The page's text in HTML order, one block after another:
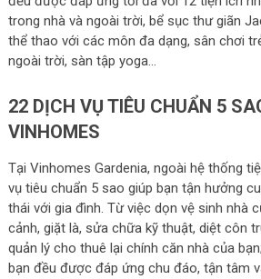
trong nhà và ngoài trời, bể sục thư giãn
thể thao với các môn đa dạng, sân chơi
ngoài trời, sàn tập yoga…
22 DỊCH VỤ TIÊU CHUẨN 5
VINHOMES
Tại Vinhomes Gardenia, ngoài hệ thống
vụ tiêu chuẩn 5 sao giúp bạn tận hưởng
thái với gia đình. Từ việc dọn vệ sinh nhà
cảnh, giặt là, sửa chữa kỹ thuật, diệt côn
quản lý cho thuê lại chính căn nhà của
bạn đều được đáp ứng chu đáo, tận tâm